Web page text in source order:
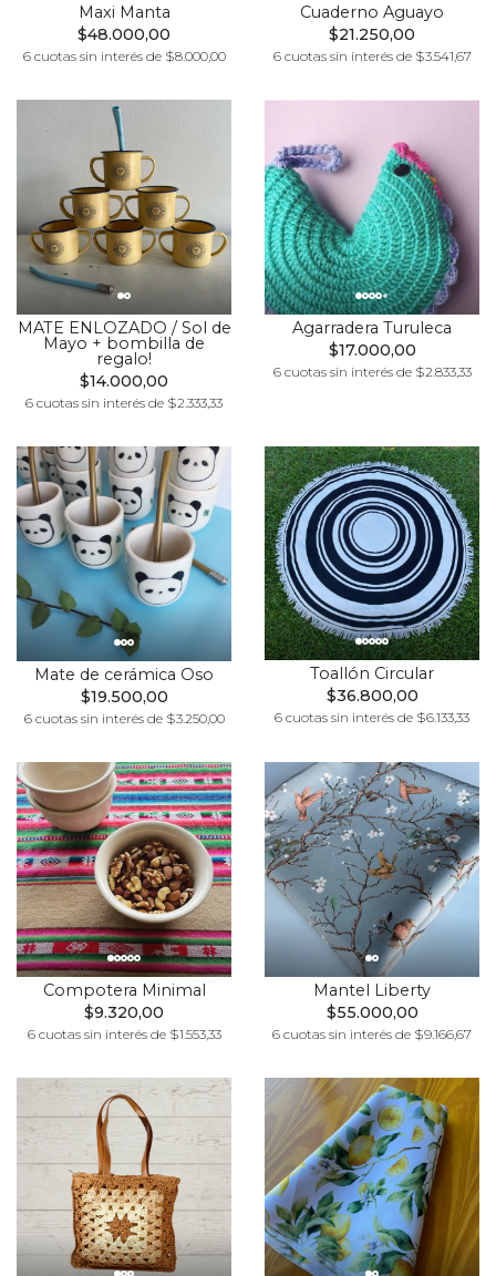
Maxi Manta
$48.000,00
6 cuotas sin interés de $8.000,00
Cuaderno Aguayo
$21.250,00
6 cuotas sin interés de $3.541,67
MATE ENLOZADO / Sol de
Mayo + bombilla de
regalo!
$14.000,00
6 cuotas sin interés de $2.333,33
Agarradera Turuleca
$17.000,00
6 cuotas sin interés de $2.833,33
Mate de cerámica Oso
$19.500,00
6 cuotas sin interés de $3.250,00
Toallón Circular
$36.800,00
6 cuotas sin interés de $6.133,33
Compotera Minimal
$9.320,00
6 cuotas sin interés de $1.553,33
Mantel Liberty
$55.000,00
6 cuotas sin interés de $9.166,67